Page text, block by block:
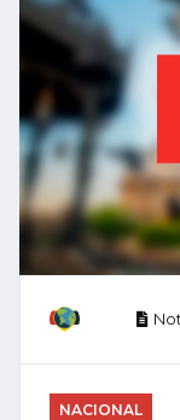
NACIONAL